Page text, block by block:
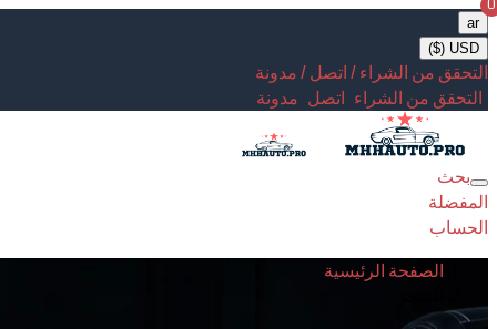
ar
USD ($)
التحقق من الشراء / اتصل / مدونة
التحقق من الشراء اتصل مدونة
Toggle
navigation
بحث
المفضلة
الحساب
0
الصفحة الرئيسية